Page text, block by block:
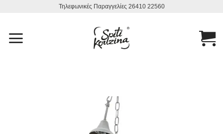
Τηλεφωνικές Παραγγελίες 26410 22560